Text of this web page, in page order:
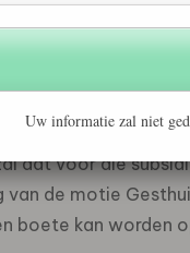
van andere
van de
dat voor die
van de motie
boete kan worden
Uw informatie zal niet